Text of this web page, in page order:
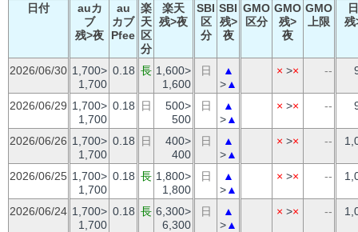
日付
auカ
ブ
残>夜
au
カブ
Pfee
楽
天
区
分
楽天
残>夜
SBI
区
分
SBI
残>
夜
GMO
区分
GMO
残>
夜
GMO
上限
残
2026/06/30 1,700>
1,700
0.18 長 1,600>
1,600
日
▲
>▲
× >× --
2026/06/29 1,700>
1,700
0.18 日
500>
500
日
▲
>▲
× >× --
2026/06/26 1,700>
1,700
0.18 日
400>
400
日
▲
>▲
× >× --
2026/06/25 1,700>
1,700
0.18 長 1,800>
1,800
日
▲
>▲
× >× --
2026/06/24 1,700>
1,700
0.18 長 6,300>
6,300
日
▲
>▲
× >× --